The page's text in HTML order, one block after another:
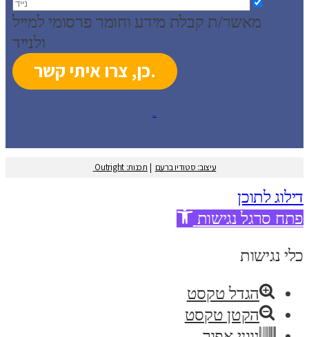
מאשר/ת קבלת מידע וחומר פרסומי למייל
ולנייד
עיצוב: סטודיו ברעם | תכנות: Outright
דילוג לתוכן
פתח סרגל נגישות
כלי נגישות
הגדל טקסט
הקטן טקסט